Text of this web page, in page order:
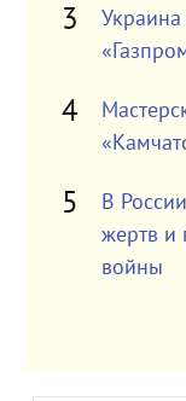
В
жертв и
войны